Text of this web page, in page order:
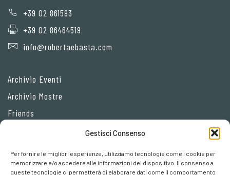
Gestisci Consenso
Per fornire le migliori esperienze, utilizziamo tecnologie come i cookie per
memorizzare e/o accedere alle informazioni del dispositivo. Il consenso a
queste tecnologie ci permetterà di elaborare dati come il comportamento
+39 02 861593
+39 02 86464519
info@robertaebasta.com
Archivio Eventi
Archivio Mostre
Friends
Cookie policy